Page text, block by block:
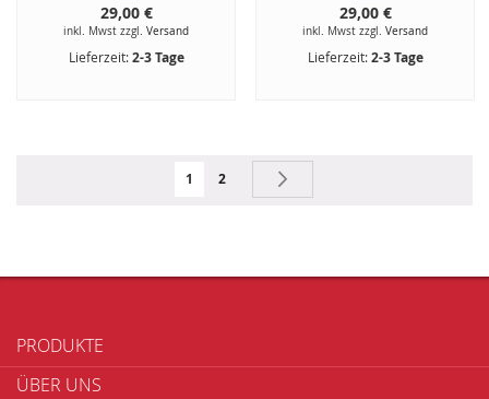
29,00 €
inkl. Mwst zzgl. Versand
Lieferzeit:2-3 Tage
29,00 €
inkl. Mwst zzgl. Versand
Lieferzeit:2-3 Tage
Seite
Sie lesen gerade Seite
1 Seite
2
PRODUKTE
ÜBER UNS